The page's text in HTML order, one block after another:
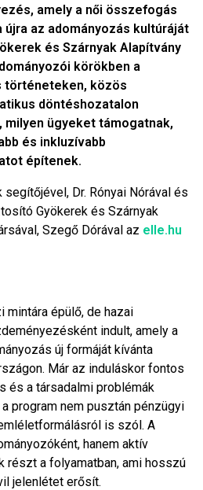
amely a női összefogás
az adományozás kultúráját
és Szárnyak Alapítvány
körökben a
történeteken, közös
döntéshozatalon
ügyeket támogatnak,
és inkluzívabb
építenek.
Dr. Rónyai Nórával és
Gyökerek és Szárnyak
Szegő Dórával az elle.hu
mintára épülő, de hazai
indult, amely a
új formáját kívánta
Már az induláskor fontos
és a társadalmi problémák
program nem pusztán pénzügyi
is szól. A
hanem aktív
részt a folyamatban, ami hosszú
jelenlétet erősít.